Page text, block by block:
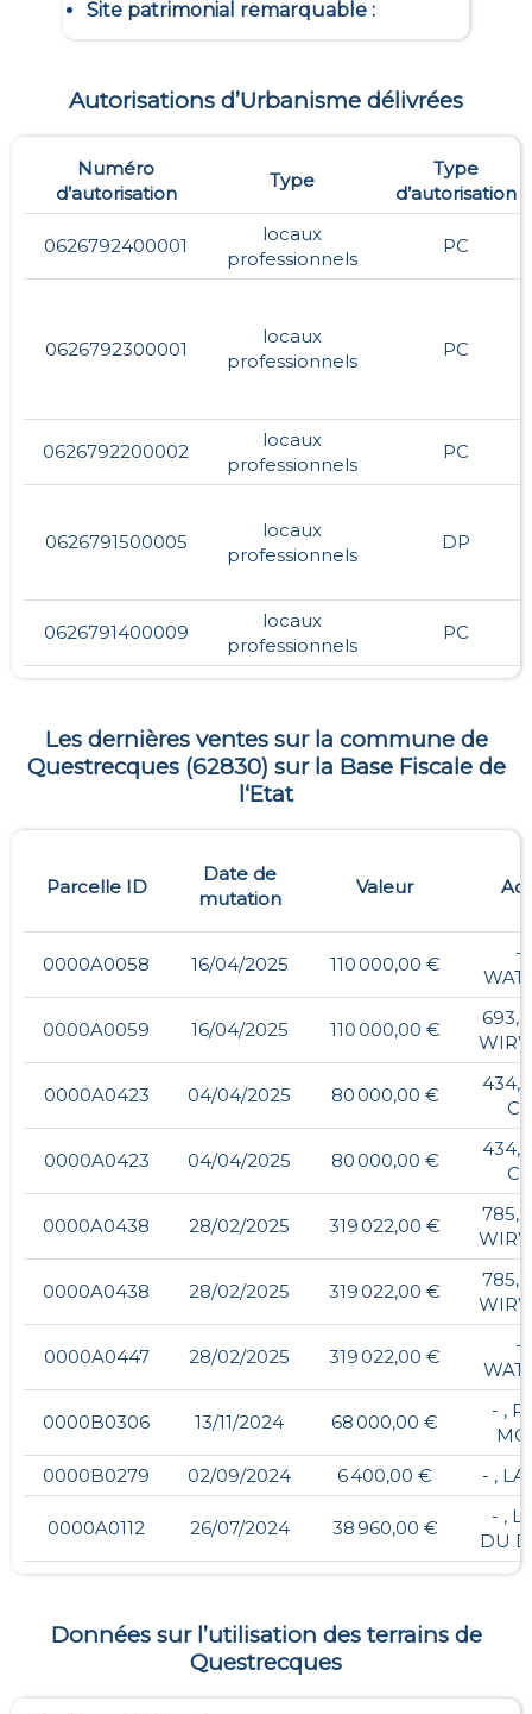
Site patrimonial remarquable:
Autorisations d’Urbanisme délivrées
Numéro
d’autorisation
Type
Type
d’autorisation
0626792400001
locaux
professionnels
PC
0626792300001
locaux
professionnels
PC
0626792200002
locaux
professionnels
PC
0626791500005
locaux
professionnels
DP
0626791400009
locaux
professionnels
PC
Les dernières ventes sur la commune de
Questrecques(62830) sur la Base Fiscale de
l‘Etat
Parcelle ID
Date de
mutation
Valeur
0000A0058 16/04/2025 110 000,00 €
-
0000A0059 16/04/2025 110 000,00 €
693,
0000A0423 04/04/2025 80 000,00 €
434,
0000A0423 04/04/2025 80 000,00 €
434,
0000A0438 28/02/2025 319 022,00 €
785,
0000A0438 28/02/2025 319 022,00 €
785,
0000A0447 28/02/2025 319 022,00 €
-
0000B0306 13/11/2024 68 000,00 €
- ,
0000B0279
02/09/2024 6 400,00 € - ,
0000A0112 26/07/2024 38 960,00 €
- ,
DU
Données sur l’utilisation des terrains de
Questrecques